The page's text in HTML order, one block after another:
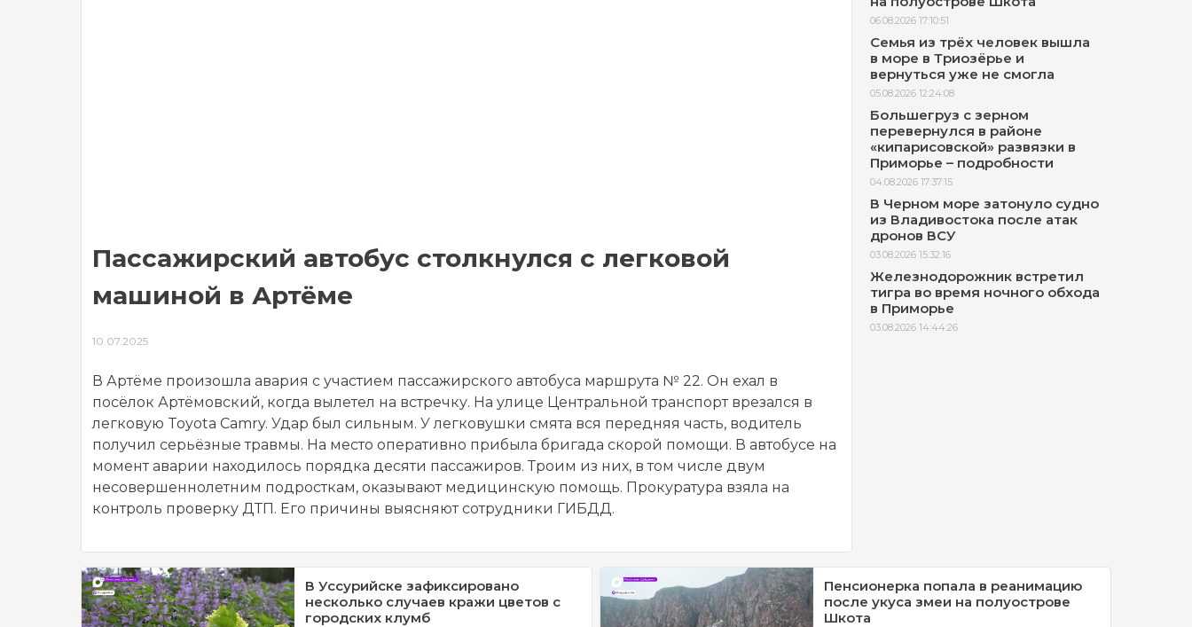
Пассажирский автобус столкнулся с легковой
машиной в Артёме
10.07.2025
В Артёме произошла авария с участием пассажирского автобуса маршрута № 22. Он ехал в
посёлок Артёмовский, когда вылетел на встречку. На улице Центральной транспорт врезался в
легковую Toyota Camry. Удар был сильным. У легковушки смята вся передняя часть, водитель
получил серьёзные травмы. На место оперативно прибыла бригада скорой помощи. В автобусе на
момент аварии находилось порядка десяти пассажиров. Троим из них, в том числе двум
несовершеннолетним подросткам, оказывают медицинскую помощь. Прокуратура взяла на
контроль проверку ДТП. Его причины выясняют сотрудники ГИБДД.
06.08.2026 17:10:51
Семья из трёх человек вышла
в море в Триозёрье и
вернуться уже не смогла
05.08.2026 12:24:08
Большегруз с зерном
перевернулся в районе
«кипарисовской» развязки в
Приморье – подробности
04.08.2026 17:37:15
В Черном море затонуло судно
из Владивостока после атак
дронов ВСУ
03.08.2026 15:32:16
Железнодорожник встретил
тигра во время ночного обхода
в Приморье
03.08.2026 14:44:26
В Уссурийске зафиксировано
несколько случаев кражи цветов с
городских клумб
Пенсионерка попала в реанимацию
после укуса змеи на полуострове
Шкота